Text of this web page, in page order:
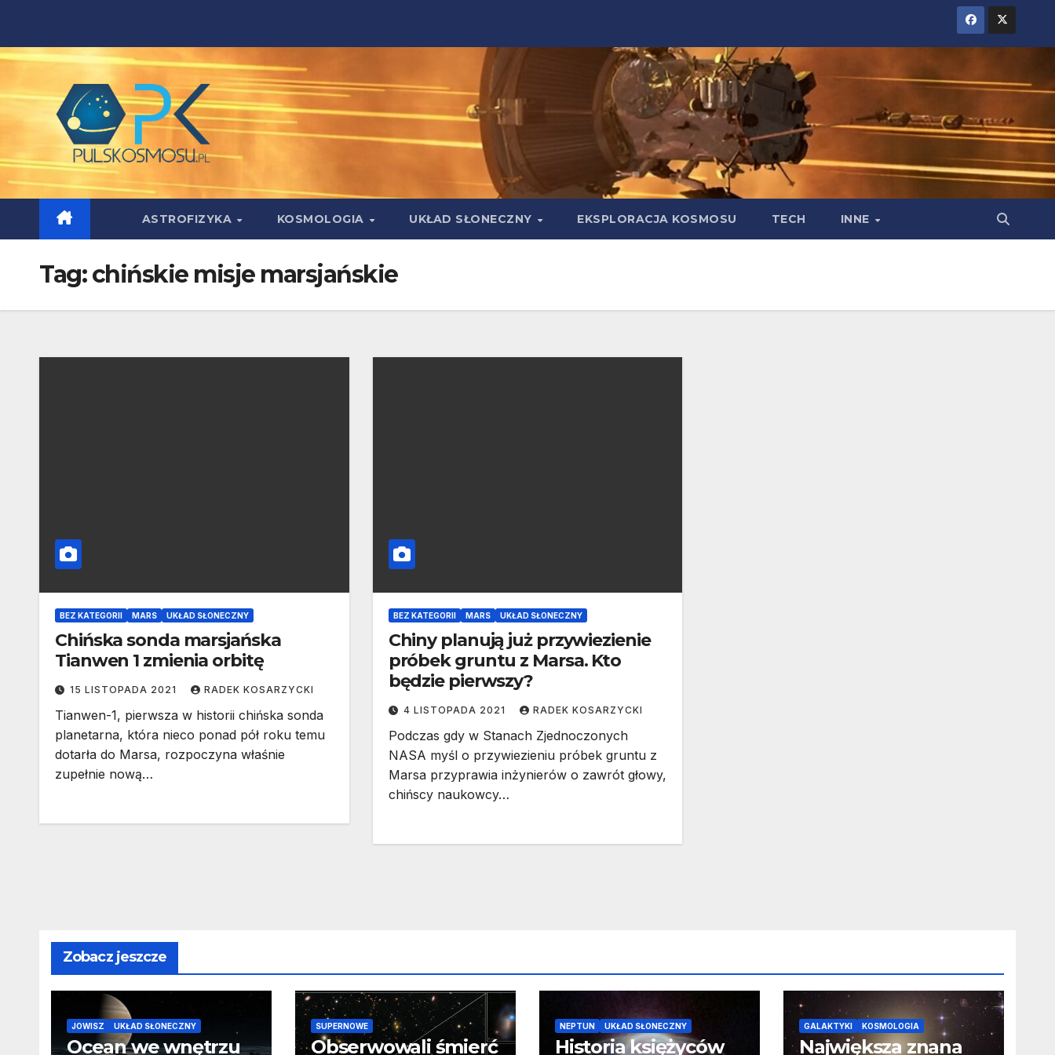
content
ASTROFIZYKA KOSMOLOGIA UKŁAD SŁONECZNY EKSPLORACJA KOSMOSU TECH INNE
Tag:chińskie misje marsjańskie
BEZ KATEGORII MARS UKŁAD SŁONECZNY
Chińska sonda marsjańska
Tianwen 1 zmienia orbitę
15 LISTOPADA 2021 RADEK KOSARZYCKI
Tianwen-1, pierwsza w historii chińska sonda
planetarna, która nieco ponad pół roku temu
dotarła do Marsa, rozpoczyna właśnie
zupełnie nową…
BEZ KATEGORII MARS UKŁAD SŁONECZNY
Chiny planują już przywiezienie
próbek gruntu z Marsa. Kto
będzie pierwszy?
4 LISTOPADA 2021 RADEK KOSARZYCKI
Podczas gdy w Stanach Zjednoczonych
NASA myśl o przywiezieniu próbek gruntu z
Marsa przyprawia inżynierów o zawrót głowy,
chińscy naukowcy…
Zobacz jeszcze
JOWISZ UKŁAD SŁONECZNY
Ocean we wnętrzu
SUPERNOWE
Obserwowali śmierć
NEPTUN UKŁAD SŁONECZNY
Historia księżyców
GALAKTYKI KOSMOLOGIA
Największa znana